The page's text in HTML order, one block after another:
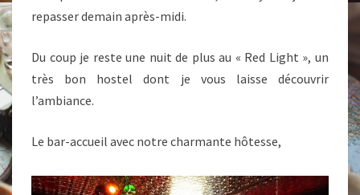
repasser demain après-midi.
Du coup je reste une nuit de plus au « Red Light », un
très bon hostel dont je vous laisse découvrir
l’ambiance.
Le bar-accueil avec notre charmante hôtesse,